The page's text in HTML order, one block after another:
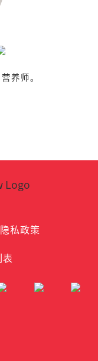
养师。
隐私政策